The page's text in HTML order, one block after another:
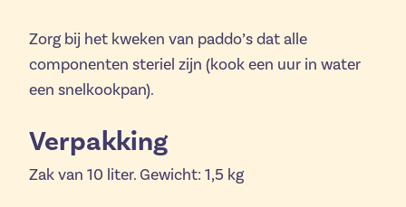
Zorg bij het kweken van paddo’s dat alle
componenten steriel zijn (kook een uur in water
een snelkookpan).
Verpakking
Zak van 10 liter. Gewicht: 1,5 kg